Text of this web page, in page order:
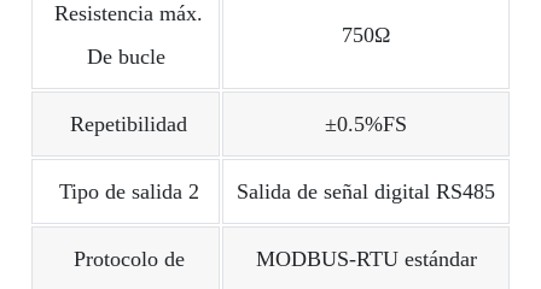
Resistencia máx.
De bucle
750Ω
Repetibilidad ±0.5%FS
Tipo de salida 2 Salida de señal digital RS485
Protocolo de
MODBUS-RTU estándar